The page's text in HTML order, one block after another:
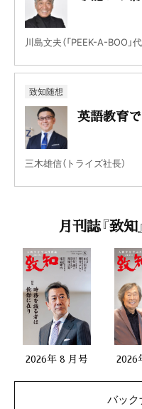
川島文夫（「PEEK-A-BOO」代
致知随想
英語教育
三木雄信（トライズ社長）
月刊誌『致
2026年 8 月号 2026
バッ